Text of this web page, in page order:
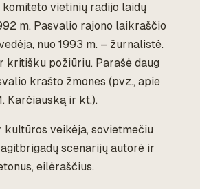
vietinių radijo laidų
m. Pasvalio rajono laikraščio
nuo 1993 m. – žurnalistė.
kritišku požiūriu. Parašė daug
krašto žmones (pvz., apie
Karčiauską ir kt.).
kultūros veikėja, sovietmečiu
scenarijų autorė ir
eilėraščius.